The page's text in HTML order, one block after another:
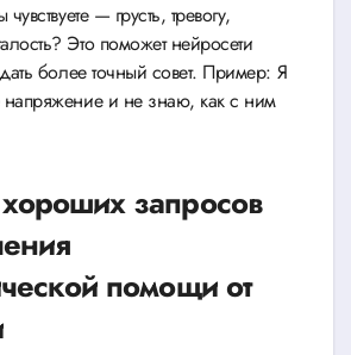
— грусть, тревогу,
Это поможет нейросети
дать более точный совет. Пример: Я
напряжение и не знаю, как с ним
запросов
помощи от